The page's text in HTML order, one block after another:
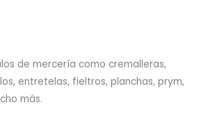
de mercería como cremalleras,
entretelas, fieltros, planchas, prym,
más.